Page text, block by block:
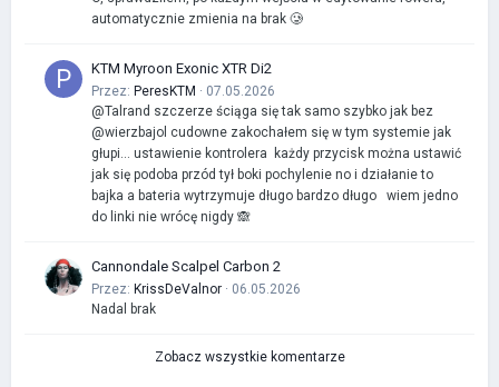
automatycznie zmienia na brak 🥲
KTM Myroon Exonic XTR Di2
Przez: PeresKTM · 07.05.2026
@Talrand szczerze ściąga się tak samo szybko jak bez
@wierzbajol cudowne zakochałem się w tym systemie jak
głupi… ustawienie kontrolera każdy przycisk można ustawić
jak się podoba przód tył boki pochylenie no i działanie to
bajka a bateria wytrzymuje długo bardzo długo wiem jedno
do linki nie wrócę nigdy 🙈
Cannondale Scalpel Carbon 2
Przez: KrissDeValnor · 06.05.2026
Nadal brak
Zobacz wszystkie komentarze